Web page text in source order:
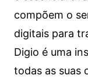
compõem o
digitais para
Digio é uma
todas as suas